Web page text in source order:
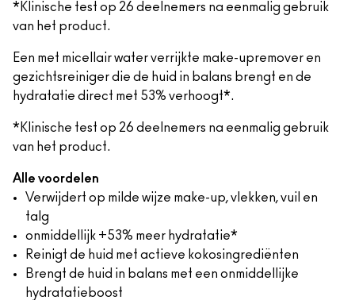
*Klinische test op 26 deelnemers na eenmalig gebruik
van het product.
Een met micellair water verrijkte make-upremover en
gezichtsreiniger die de huid in balans brengt en de
hydratatie direct met 53% verhoogt*.
*Klinische test op 26 deelnemers na eenmalig gebruik
van het product.
Alle voordelen
Verwijdert op milde wijze make-up, vlekken, vuil en
talg
onmiddellijk +53% meer hydratatie*
Reinigt de huid met actieve kokosingrediënten
Brengt de huid in balans met een onmiddellijke
hydratatieboost